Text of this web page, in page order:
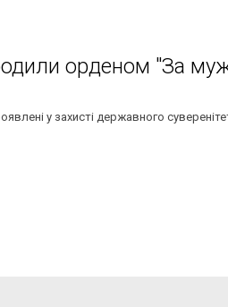
орденом "За
у захисті державного